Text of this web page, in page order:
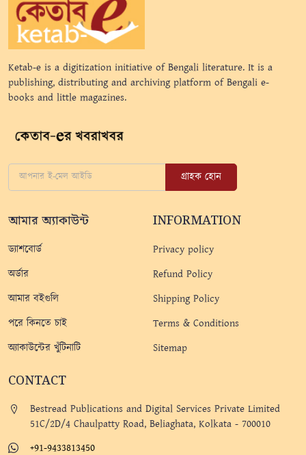
Ketab-e is a digitization initiative of Bengali literature. It is a
publishing, distributing and archiving platform of Bengali e-
books and little magazines.
গ্রাহক হোন
আমার অ্যাকাউন্ট
ড্যাশবোর্ড
অর্ডার
আমার বইগুলি
পরে কিনতে চাই
অ্যাকাউন্টের খুঁটিনাটি
INFORMATION
Privacy policy
Refund Policy
Shipping Policy
Terms & Conditions
Sitemap
CONTACT
Bestread Publications and Digital Services Private Limited
51C/2D/4 Chaulpatty Road, Beliaghata, Kolkata - 700010
+91-9433813450